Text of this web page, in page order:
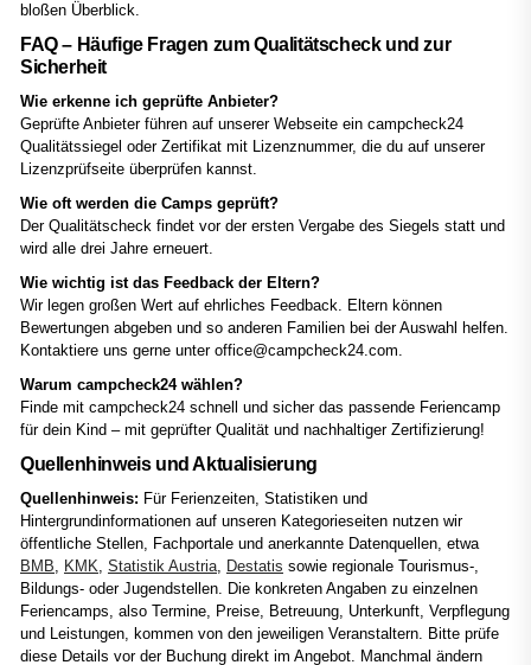
bloßen Überblick.
FAQ – Häufige Fragen zum Qualitätscheck und zur
Sicherheit
Wie erkenne ich geprüfte Anbieter?
Geprüfte Anbieter führen auf unserer Webseite ein campcheck24
Qualitätssiegel oder Zertifikat mit Lizenznummer, die du auf unserer
Lizenzprüfseite überprüfen kannst.
Wie oft werden die Camps geprüft?
Der Qualitätscheck findet vor der ersten Vergabe des Siegels statt und
wird alle drei Jahre erneuert.
Wie wichtig ist das Feedback der Eltern?
Wir legen großen Wert auf ehrliches Feedback. Eltern können
Bewertungen abgeben und so anderen Familien bei der Auswahl helfen.
Kontaktiere uns gerne unter office@campcheck24.com.
Warum campcheck24 wählen?
Finde mit campcheck24 schnell und sicher das passende Feriencamp
für dein Kind – mit geprüfter Qualität und nachhaltiger Zertifizierung!
Quellenhinweis und Aktualisierung
Quellenhinweis: Für Ferienzeiten, Statistiken und
Hintergrundinformationen auf unseren Kategorieseiten nutzen wir
öffentliche Stellen, Fachportale und anerkannte Datenquellen, etwa
BMB, KMK, Statistik Austria, Destatis sowie regionale Tourismus-,
Bildungs- oder Jugendstellen. Die konkreten Angaben zu einzelnen
Feriencamps, also Termine, Preise, Betreuung, Unterkunft, Verpflegung
und Leistungen, kommen von den jeweiligen Veranstaltern. Bitte prüfe
diese Details vor der Buchung direkt im Angebot. Manchmal ändern